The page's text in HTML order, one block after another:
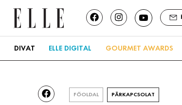
DIVAT ELLE DIGITAL GOURMET AWARDS
FŐOLDAL PÁRKAPCSOLAT